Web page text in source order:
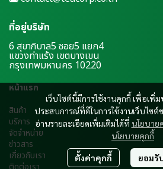
เว็บไซต์นี้มีการใช้งานคุกกี้ เพื่อเพิ่
ประสบการณ์ที่ดีในการใช้งานเว็บไซต์
อ่านรายละเอียดเพิ่มเติมได้ที่ นโยบาย
นโยบายคุกกี้
ตั้งค่าคุกกี้ ยอมรั
ที่อยู่บริษัท
6 สุขาภิบาล5 ซอย5 แยก4
แขวงท่าแร้ง เขตบางเขน
กรุงเทพมหานคร 10220
หน้าแรก
สินค้า
บริการ
จัดจำหน่าย
ข่าวสาร
เกี่ยวกับเรา